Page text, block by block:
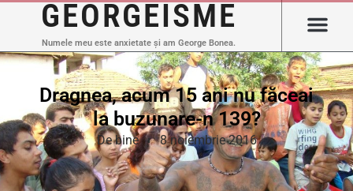
GEORGEISME
Numele meu este anxietate și am George Bonea.
Dragnea, acum 15 ani nu făceai
la buzunare-n 139?
De bine 8 noiembrie 2016